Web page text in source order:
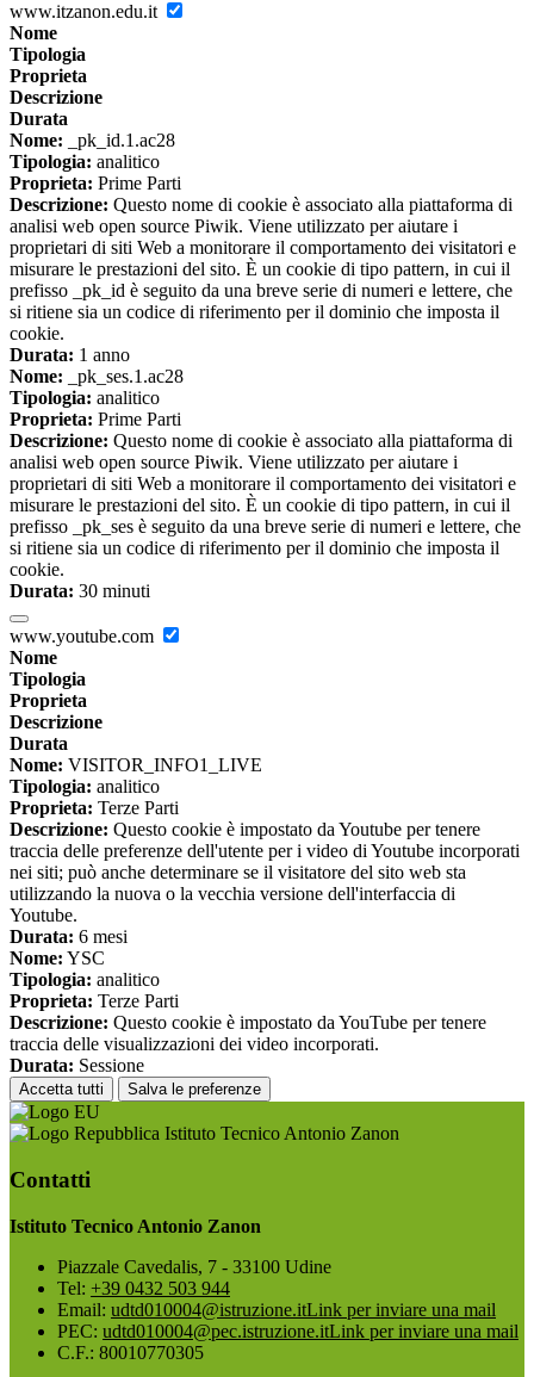
www.itzanon.edu.it
Nome
Tipologia
Proprieta
Descrizione
Durata
Nome: _pk_id.1.ac28
Tipologia: analitico
Proprieta: Prime Parti
Descrizione: Questo nome di cookie è associato alla piattaforma di
analisi web open source Piwik. Viene utilizzato per aiutare i
proprietari di siti Web a monitorare il comportamento dei visitatori e
misurare le prestazioni del sito. È un cookie di tipo pattern, in cui il
prefisso _pk_id è seguito da una breve serie di numeri e lettere, che
si ritiene sia un codice di riferimento per il dominio che imposta il
cookie.
Durata: 1 anno
Nome: _pk_ses.1.ac28
Tipologia: analitico
Proprieta: Prime Parti
Descrizione: Questo nome di cookie è associato alla piattaforma di
analisi web open source Piwik. Viene utilizzato per aiutare i
proprietari di siti Web a monitorare il comportamento dei visitatori e
misurare le prestazioni del sito. È un cookie di tipo pattern, in cui il
prefisso _pk_ses è seguito da una breve serie di numeri e lettere, che
si ritiene sia un codice di riferimento per il dominio che imposta il
cookie.
Durata: 30 minuti
www.youtube.com
Nome
Tipologia
Proprieta
Descrizione
Durata
Nome: VISITOR_INFO1_LIVE
Tipologia: analitico
Proprieta: Terze Parti
Descrizione: Questo cookie è impostato da Youtube per tenere
traccia delle preferenze dell'utente per i video di Youtube incorporati
nei siti; può anche determinare se il visitatore del sito web sta
utilizzando la nuova o la vecchia versione dell'interfaccia di
Youtube.
Durata: 6 mesi
Nome: YSC
Tipologia: analitico
Proprieta: Terze Parti
Descrizione: Questo cookie è impostato da YouTube per tenere
traccia delle visualizzazioni dei video incorporati.
Durata: Sessione
Accetta tutti Salva le preferenze
Istituto Tecnico Antonio Zanon
Contatti
Istituto Tecnico Antonio Zanon
Piazzale Cavedalis, 7 - 33100 Udine
Tel: +39 0432 503 944
Email: udtd010004@istruzione.itLink per inviare una mail
PEC: udtd010004@pec.istruzione.itLink per inviare una mail
C.F.: 80010770305